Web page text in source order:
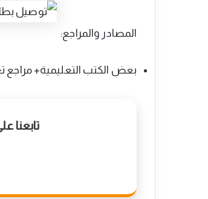
المصادر والمراجع:
بعض الكتب التعليمية+ مراجع
تابعنا